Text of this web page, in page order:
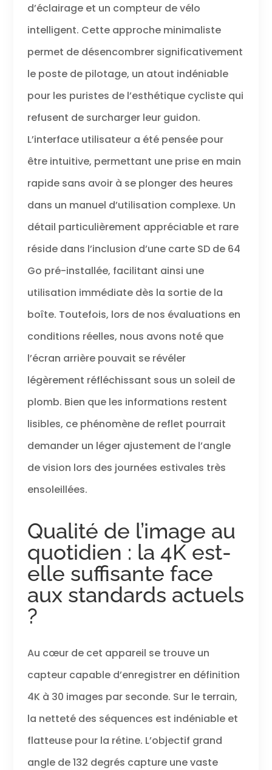
d’éclairage et un compteur de vélo
intelligent. Cette approche minimaliste
permet de désencombrer significativement
le poste de pilotage, un atout indéniable
pour les puristes de l’esthétique cycliste qui
refusent de surcharger leur guidon.
L’interface utilisateur a été pensée pour
être intuitive, permettant une prise en main
rapide sans avoir à se plonger des heures
dans un manuel d’utilisation complexe. Un
détail particulièrement appréciable et rare
réside dans l’inclusion d’une carte SD de 64
Go pré-installée, facilitant ainsi une
utilisation immédiate dès la sortie de la
boîte. Toutefois, lors de nos évaluations en
conditions réelles, nous avons noté que
l’écran arrière pouvait se révéler
légèrement réfléchissant sous un soleil de
plomb. Bien que les informations restent
lisibles, ce phénomène de reflet pourrait
demander un léger ajustement de l’angle
de vision lors des journées estivales très
ensoleillées.
Qualité de l’image au
quotidien : la 4K est-
elle suffisante face
aux standards actuels
?
Au cœur de cet appareil se trouve un
capteur capable d’enregistrer en définition
4K à 30 images par seconde. Sur le terrain,
la netteté des séquences est indéniable et
flatteuse pour la rétine. L’objectif grand
angle de 132 degrés capture une vaste